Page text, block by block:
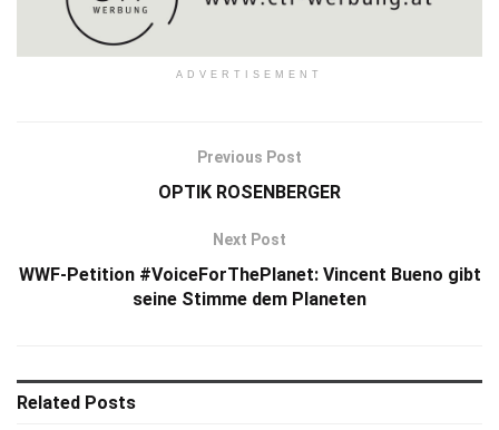
ADVERTISEMENT
Previous Post
OPTIK ROSENBERGER
Next Post
WWF-Petition #VoiceForThePlanet: Vincent Bueno gibt
seine Stimme dem Planeten
Related Posts